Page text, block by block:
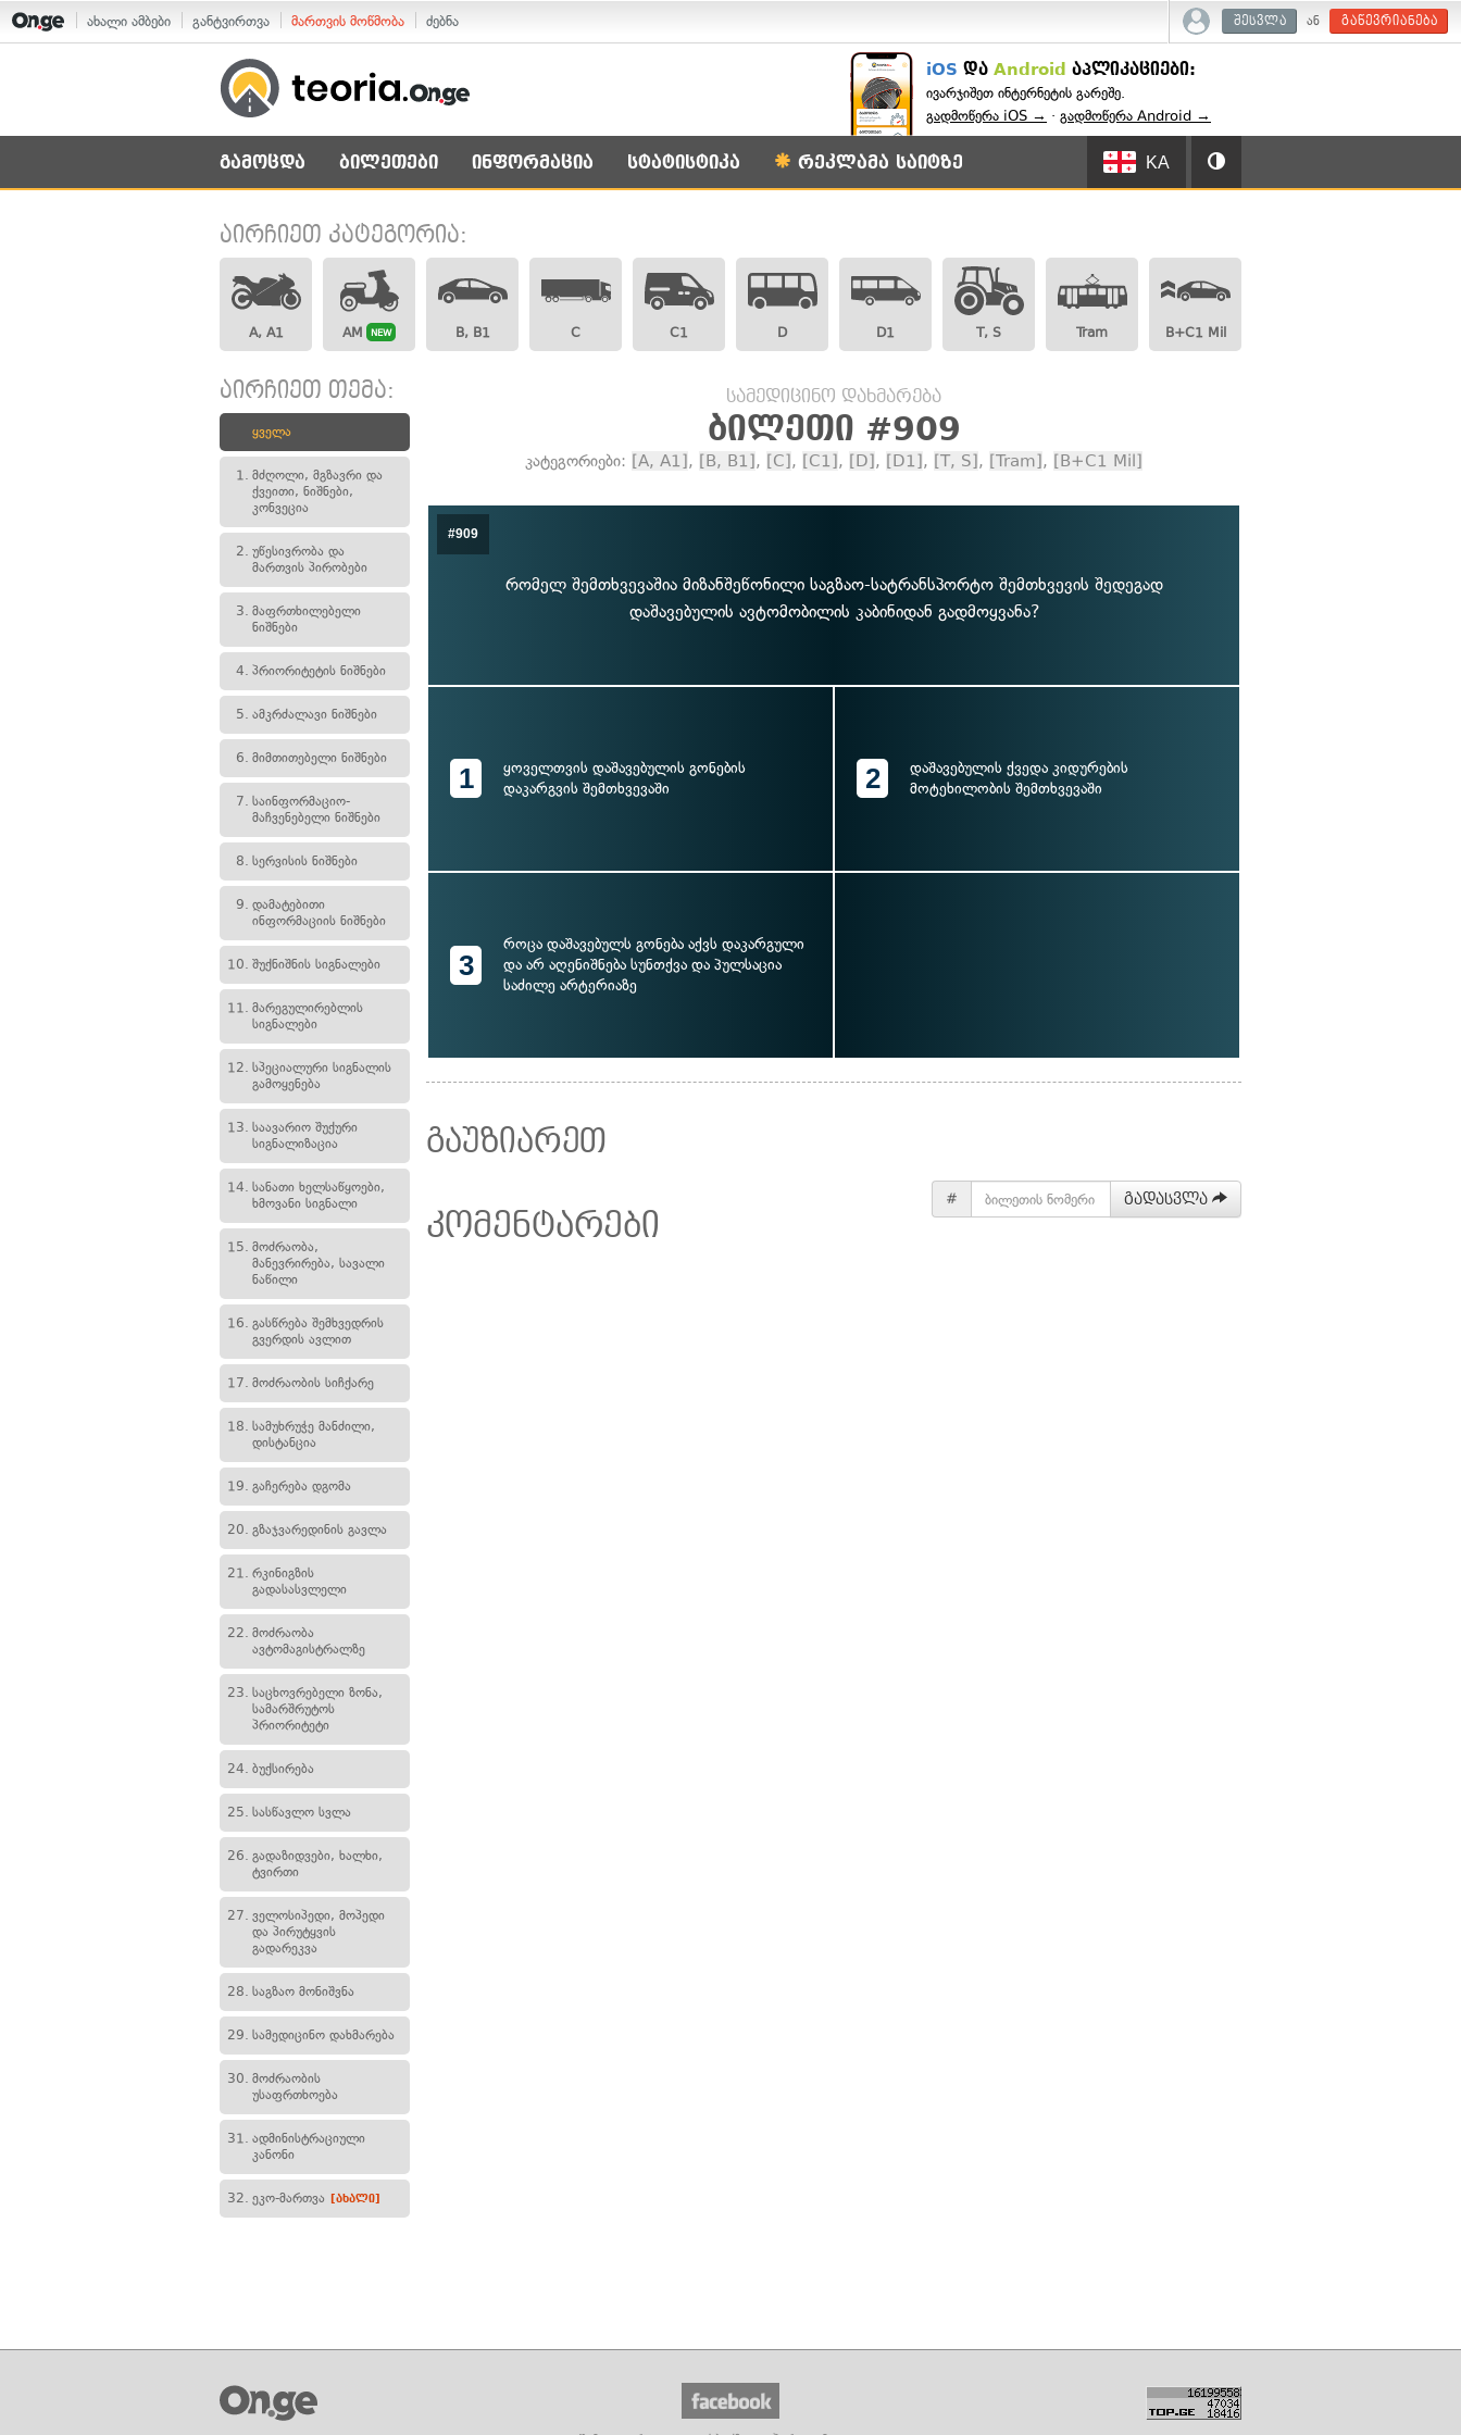
ახალი ამბები განტვირთვა მართვის მოწმობა ძებნა შესვლა ან გაწევრიანება
iOS და Android აპლიკაციები:
ივარჯიშეთ ინტერნეტის გარეშე.
გადმოწერა iOS → · გადმოწერა Android →
გამოცდა ბილეთები ინფორმაცია სტატისტიკა რეკლამა საიტზე KA
აირჩიეთ კატეგორია:
A, A1 AM NEW B, B1 C C1 D D1 T, S Tram B+C1 Mil
აირჩიეთ თემა:
ყველა
1. მძღოლი, მგზავრი და
ქვეითი, ნიშნები,
კონვეცია
2. უწესივრობა და
მართვის პირობები
3. მაფრთხილებელი
ნიშნები
4. პრიორიტეტის ნიშნები
5. ამკრძალავი ნიშნები
6. მიმთითებელი ნიშნები
7. საინფორმაციო-
მაჩვენებელი ნიშნები
8. სერვისის ნიშნები
9. დამატებითი
ინფორმაციის ნიშნები
10. შუქნიშნის სიგნალები
11. მარეგულირებლის
სიგნალები
12. სპეციალური სიგნალის
გამოყენება
13. საავარიო შუქური
სიგნალიზაცია
14. სანათი ხელსაწყოები,
ხმოვანი სიგნალი
15. მოძრაობა,
მანევრირება, სავალი
ნაწილი
16. გასწრება შემხვედრის
გვერდის ავლით
17. მოძრაობის სიჩქარე
18. სამუხრუჭე მანძილი,
დისტანცია
19. გაჩერება დგომა
20. გზაჯვარედინის გავლა
21. რკინიგზის
გადასასვლელი
22. მოძრაობა
ავტომაგისტრალზე
23. საცხოვრებელი ზონა,
სამარშრუტოს
პრიორიტეტი
24. ბუქსირება
25. სასწავლო სვლა
26. გადაზიდვები, ხალხი,
ტვირთი
27. ველოსიპედი, მოპედი
და პირუტყვის
გადარეკვა
28. საგზაო მონიშვნა
29. სამედიცინო დახმარება
30. მოძრაობის
უსაფრთხოება
31. ადმინისტრაციული
კანონი
32. ეკო-მართვა [ახალი]
სამედიცინო დახმარება
ბილეთი #909
კატეგორიები: [A, A1], [B, B1], [C], [C1], [D], [D1], [T, S], [Tram], [B+C1 Mil]
#909
რომელ შემთხვევაშია მიზანშეწონილი საგზაო-სატრანსპორტო შემთხვევის შედეგად
დაშავებულის ავტომობილის კაბინიდან გადმოყვანა?
1
ყოველთვის დაშავებულის გონების
დაკარგვის შემთხვევაში
2
დაშავებულის ქვედა კიდურების
მოტეხილობის შემთხვევაში
3
როცა დაშავებულს გონება აქვს დაკარგული
და არ აღენიშნება სუნთქვა და პულსაცია
საძილე არტერიაზე
# გადასვლა
გაუზიარეთ
კომენტარები